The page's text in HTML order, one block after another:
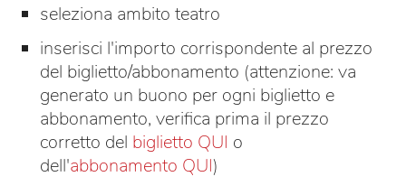
seleziona ambito teatro
inserisci l'importo corrispondente al prezzo
del biglietto/abbonamento (attenzione: va
generato un buono per ogni biglietto e
abbonamento, verifica prima il prezzo
corretto del biglietto QUI o
dell'abbonamento QUI)